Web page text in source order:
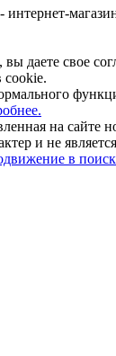
интернет-
даете свое
cookie.
на сайте
и не
в